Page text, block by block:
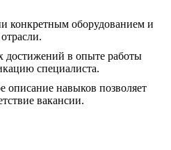
конкретным оборудованием и
в опыте работы
специалиста.
описание навыков позволяет
вакансии.